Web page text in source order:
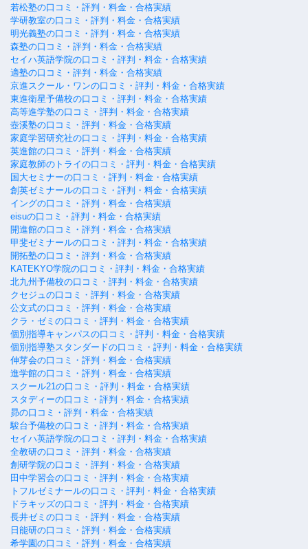
若松塾の口コミ・評判・料金・合格実績
学研教室の口コミ・評判・料金・合格実績
明光義塾の口コミ・評判・料金・合格実績
森塾の口コミ・評判・料金・合格実績
セイハ英語学院の口コミ・評判・料金・合格実績
適塾の口コミ・評判・料金・合格実績
京進スクール・ワンの口コミ・評判・料金・合格実績
東進衛星予備校の口コミ・評判・料金・合格実績
高等進学塾の口コミ・評判・料金・合格実績
壺溪塾の口コミ・評判・料金・合格実績
家庭学習研究社の口コミ・評判・料金・合格実績
英進館の口コミ・評判・料金・合格実績
家庭教師のトライの口コミ・評判・料金・合格実績
国大セミナーの口コミ・評判・料金・合格実績
創英ゼミナールの口コミ・評判・料金・合格実績
イングの口コミ・評判・料金・合格実績
eisuの口コミ・評判・料金・合格実績
開進館の口コミ・評判・料金・合格実績
甲斐ゼミナールの口コミ・評判・料金・合格実績
開拓塾の口コミ・評判・料金・合格実績
KATEKYO学院の口コミ・評判・料金・合格実績
北九州予備校の口コミ・評判・料金・合格実績
クセジュの口コミ・評判・料金・合格実績
公文式の口コミ・評判・料金・合格実績
クラ・ゼミの口コミ・評判・料金・合格実績
個別指導キャンパスの口コミ・評判・料金・合格実績
個別指導塾スタンダードの口コミ・評判・料金・合格実績
伸芽会の口コミ・評判・料金・合格実績
進学館の口コミ・評判・料金・合格実績
スクール21の口コミ・評判・料金・合格実績
スタディーの口コミ・評判・料金・合格実績
昴の口コミ・評判・料金・合格実績
駿台予備校の口コミ・評判・料金・合格実績
セイハ英語学院の口コミ・評判・料金・合格実績
全教研の口コミ・評判・料金・合格実績
創研学院の口コミ・評判・料金・合格実績
田中学習会の口コミ・評判・料金・合格実績
トフルゼミナールの口コミ・評判・料金・合格実績
ドラキッズの口コミ・評判・料金・合格実績
長井ゼミの口コミ・評判・料金・合格実績
日能研の口コミ・評判・料金・合格実績
希学園の口コミ・評判・料金・合格実績